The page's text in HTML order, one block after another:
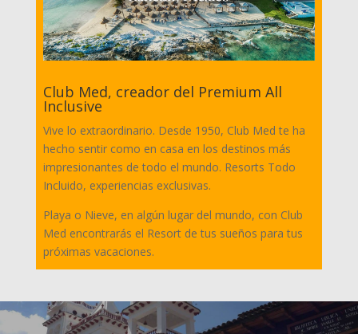
Club Med, creador del Premium All
Inclusive
Vive lo extraordinario. Desde 1950, Club Med te ha
hecho sentir como en casa en los destinos más
impresionantes de todo el mundo. Resorts Todo
Incluido, experiencias exclusivas.
Playa o Nieve, en algún lugar del mundo, con Club
Med encontrarás el Resort de tus sueños para tus
próximas vacaciones.